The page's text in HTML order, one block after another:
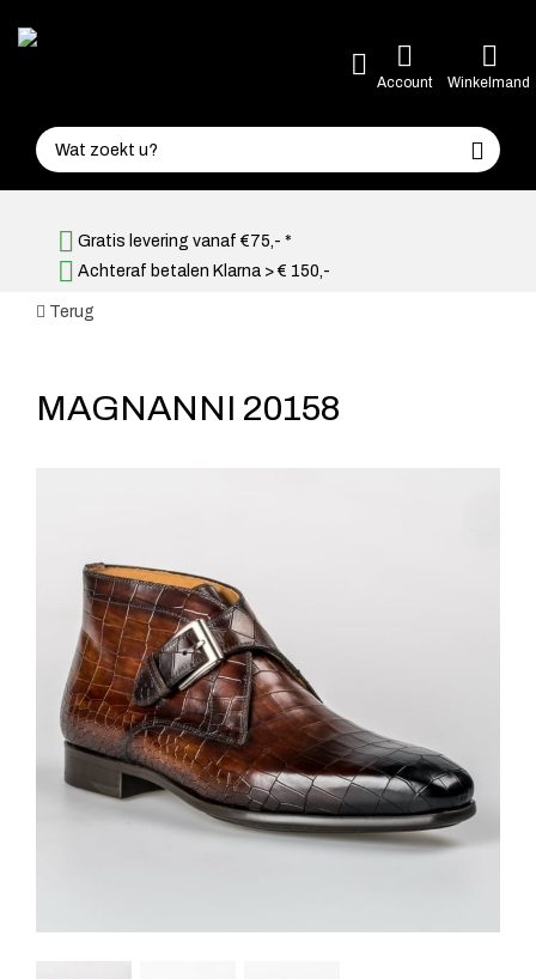
Account Winkelmand
Gratis levering vanaf €75,- *
Achteraf betalen Klarna > € 150,-
Terug
MAGNANNI 20158